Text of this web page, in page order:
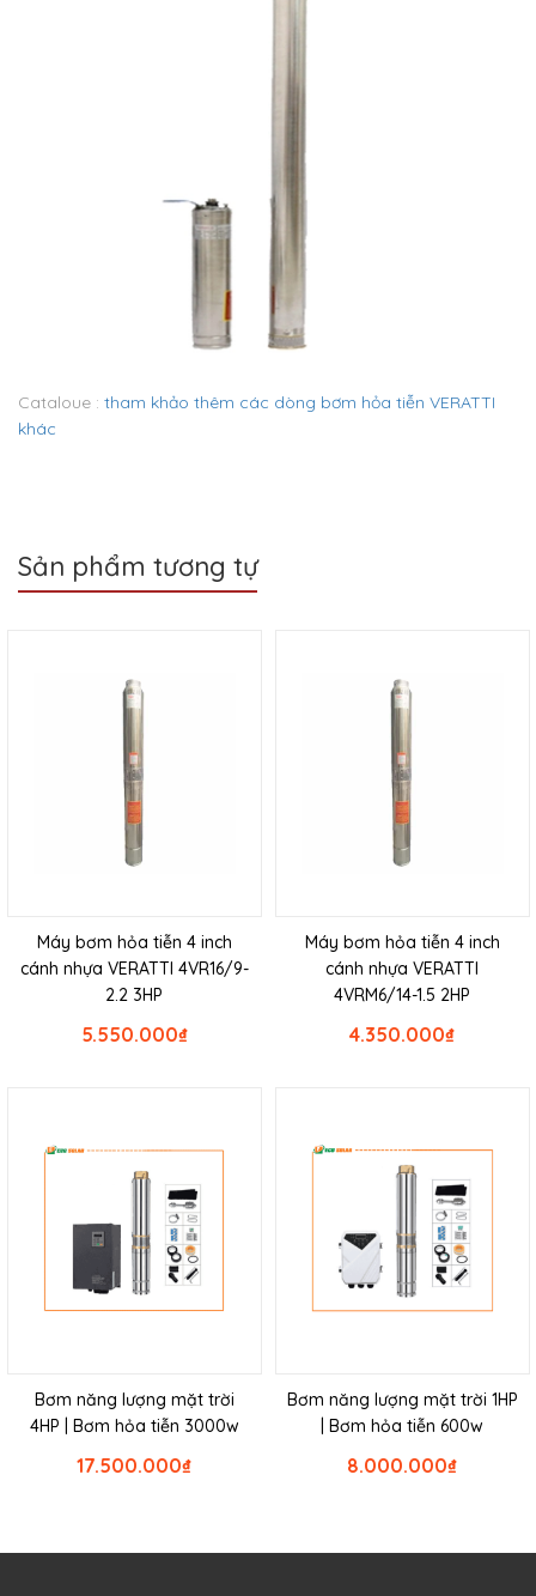
Cataloue : tham khảo thêm các dòng bơm hỏa tiễn VERATTI
khác
Sản phẩm tương tự
Máy bơm hỏa tiễn 4 inch
cánh nhựa VERATTI 4VR16/9-
2.2 3HP
₫
5.550.000
Máy bơm hỏa tiễn 4 inch
cánh nhựa VERATTI
4VRM6/14-1.5 2HP
₫
4.350.000
Bơm năng lượng mặt trời
4HP | Bơm hỏa tiễn 3000w
₫
17.500.000
Bơm năng lượng mặt trời 1HP
| Bơm hỏa tiễn 600w
₫
8.000.000